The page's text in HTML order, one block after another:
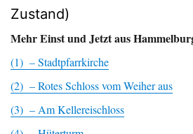
Zustand)
Mehr Einst und Jetzt aus
(1) – Stadtpfarrkirche
(2) – Rotes Schloss vom Weiher aus
(3) – Am Kellereischloss